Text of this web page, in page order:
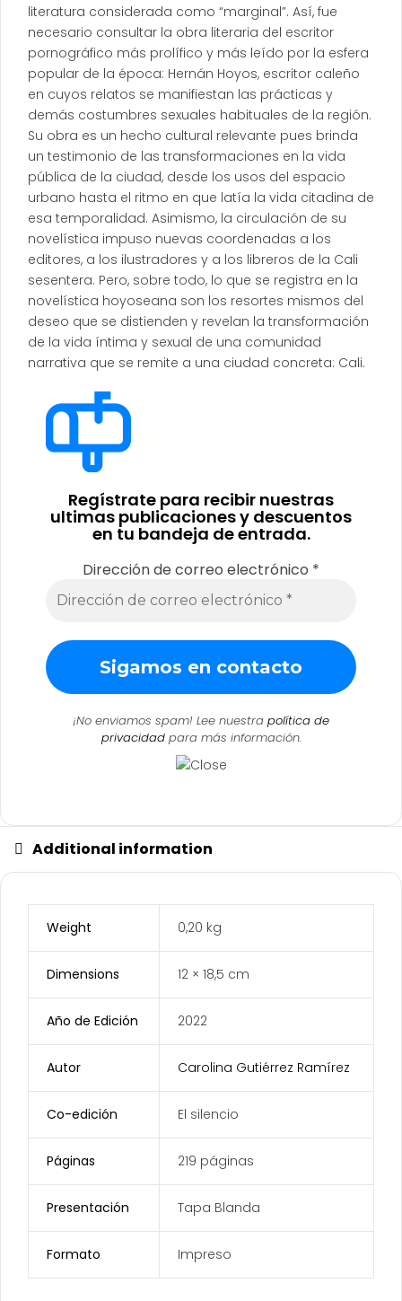
literatura considerada como “marginal”. Así, fue
necesario consultar la obra literaria del escritor
pornográfico más prolífico y más leído por la esfera
popular de la época: Hernán Hoyos, escritor caleño
en cuyos relatos se manifiestan las prácticas y
demás costumbres sexuales habituales de la región.
Su obra es un hecho cultural relevante pues brinda
un testimonio de las transformaciones en la vida
pública de la ciudad, desde los usos del espacio
urbano hasta el ritmo en que latía la vida citadina de
esa temporalidad. Asimismo, la circulación de su
novelística impuso nuevas coordenadas a los
editores, a los ilustradores y a los libreros de la Cali
sesentera. Pero, sobre todo, lo que se registra en la
novelística hoyoseana son los resortes mismos del
deseo que se distienden y revelan la transformación
de la vida íntima y sexual de una comunidad
narrativa que se remite a una ciudad concreta: Cali.
Regístrate para recibir nuestras
ultimas publicaciones y descuentos
en tu bandeja de entrada.
Dirección de correo electrónico *
¡No enviamos spam! Lee nuestra política de
privacidadpara más información.
Additional information
Weight 0,20 kg
Dimensions 12 × 18,5 cm
Año de Edición 2022
Autor Carolina Gutiérrez Ramírez
Co-edición El silencio
Páginas 219 páginas
Presentación Tapa Blanda
Formato Impreso